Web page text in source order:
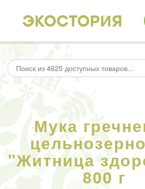
Мука
"Житница
800 г